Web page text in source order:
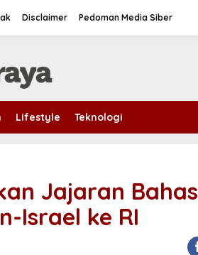
Disclaimer Pedoman Media Siber
Lifestyle Teknologi
Jajaran Bahas
Israel ke RI